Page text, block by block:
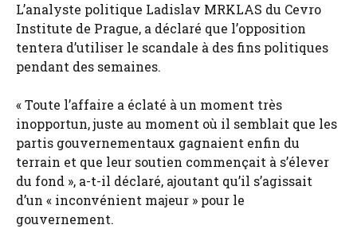
L’analyste politique Ladislav MRKLAS du Cevro
Institute de Prague, a déclaré que l’opposition
tentera d’utiliser le scandale à des fins politiques
pendant des semaines.
« Toute l’affaire a éclaté à un moment très
inopportun, juste au moment où il semblait que les
partis gouvernementaux gagnaient enfin du
terrain et que leur soutien commençait à s’élever
du fond », a-t-il déclaré, ajoutant qu’il s’agissait
d’un « inconvénient majeur » pour le
gouvernement.